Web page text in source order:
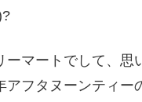
マートでして、思
フタヌーンティ